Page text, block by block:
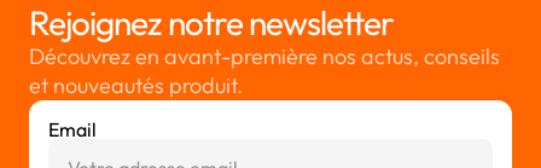
Rejoignez notre newsletter
Découvrez en avant-première nos actus, conseils
et nouveautés produit.
Email